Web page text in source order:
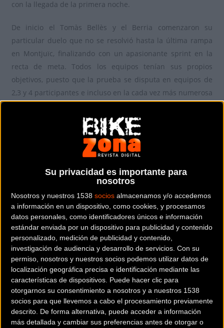
Su privacidad es importante para
nosotros
Nosotros y nuestros 1538 socios almacenamos y/o accedemos
a información en un dispositivo, como cookies, y procesamos
datos personales, como identificadores únicos e información
estándar enviada por un dispositivo para publicidad y contenido
personalizado, medición de publicidad y contenido,
investigación de audiencia y desarrollo de servicios. Con su
permiso, nosotros y nuestros socios podemos utilizar datos de
localización geográfica precisa e identificación mediante las
características de dispositivos. Puede hacer clic para
otorgarnos su consentimiento a nosotros y a nuestros 1538
socios para que llevemos a cabo el procesamiento previamente
descrito. De forma alternativa, puede acceder a información
más detallada y cambiar sus preferencias antes de otorgar o
con la llegada de la primera noche.
De inicio el Tomàs Bellès y el Berria comenzaron su
particular duelo que no se resolvió hasta la última rampa
en Montjuïc, finalizando con un apasionante sprint en la
recta de meta. Todos los equipos tenían sus propios
objetivos, puesto que la prueba se disputa en equipos de
2,3 y 4 participantes e incluso en la cada vez más numerosa
Dueñas y a Ada Xinxó. Ambos ciclistas de ultrafondo ya
triunfaron en la pasada edición de la Powerade Non Stop
Madrid-Lisboa y lo han vuelto a hacer en Barcelona.
Tras dejar atrás los paisajes montañosos de Navarra, los
participantes se dirigieron a las planicias y al largo
kilometraje por terreno aragonés. Sin embargo, la prueba
se vio interrumpida en la localidad de Zuera por una
interpretación distinta de los permisos en la zona de
Aragón, que obligó a la organización a neutralizar la
marcha hasta Balaguer. Así los participantes siguieron su
aventura en Catalunya. Una circunstancia que no impidió
vivir un gran espectáculo y que no restó épica en la
aventura de los ciclistas hasta completar los 511km
disputados finalmente.